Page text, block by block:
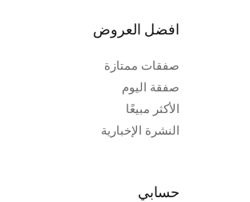
افضل العروض
صفقات ممتازة
صفقة اليوم
الأكثر مبيعًا
النشرة الإخبارية
حسابي